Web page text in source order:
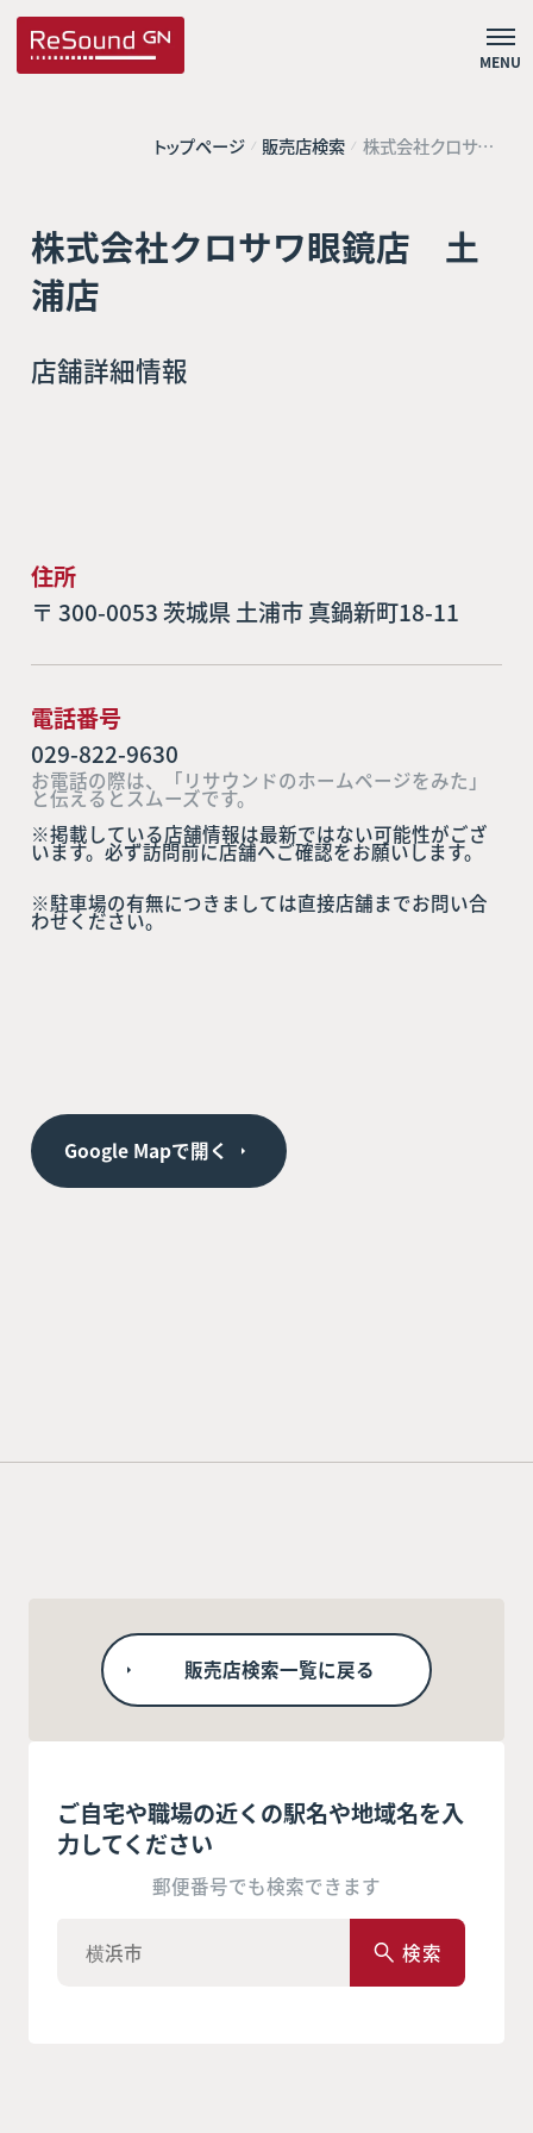
MENU
トップページ 販売店検索 株式会社クロサワ
眼鏡店 土浦店
株式会社クロサワ眼鏡店 土
浦店
店舗詳細情報
住所
〒 300-0053 茨城県 土浦市 真鍋新町18-11
電話番号
029-822-9630
お電話の際は、「リサウンドのホームページをみた」
と伝えるとスムーズです。
※掲載している店舗情報は最新ではない可能性がござ
います。必ず訪問前に店舗へご確認をお願いします。
※駐車場の有無につきましては直接店舗までお問い合
わせください。
Google Mapで開く
販売店検索一覧に戻る
ご自宅や職場の近くの駅名や地域名を入
力してください
郵便番号でも検索できます
検索